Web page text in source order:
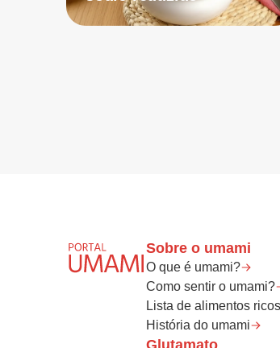
Sobre o umami
O que é umami?
Como sentir o umami?
Lista de alimentos
História do umami